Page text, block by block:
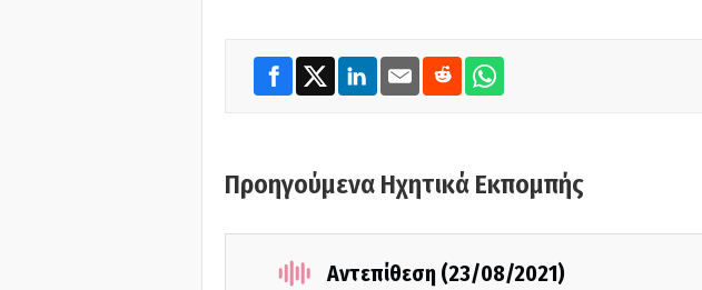
Προηγούμενα Ηχητικά Εκπομπής
Αντεπίθεση (23/08/2021)